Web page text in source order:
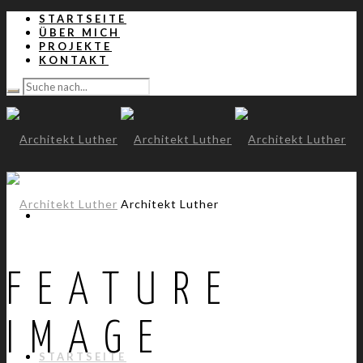
STARTSEITE
ÜBER MICH
PROJEKTE
KONTAKT
Architekt Luther
STARTSEITE
FEATURE
IMAGE